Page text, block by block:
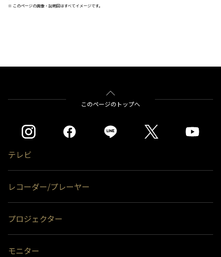
※ このページの画像・説明図はすべてイメージです。
このページのトップへ
テレビ
レコーダー/プレーヤー
プロジェクター
モニター